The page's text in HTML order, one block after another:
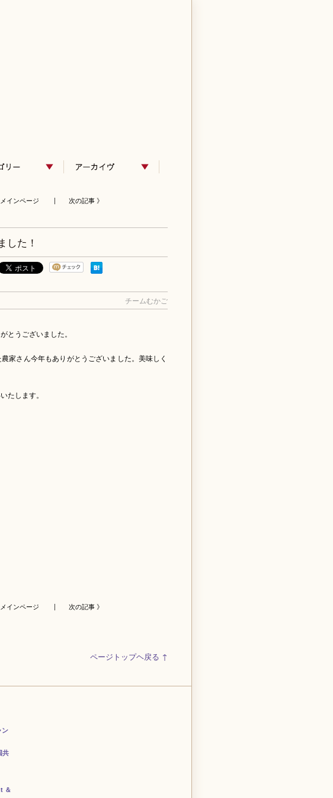
メインページ | 次の記事 》
した！
チームむかご
とうございました。
家さん今年もありがとうございました。美味しく
たします。
メインページ | 次の記事 》
ページトップヘ戻る ↑
ン
共
＆